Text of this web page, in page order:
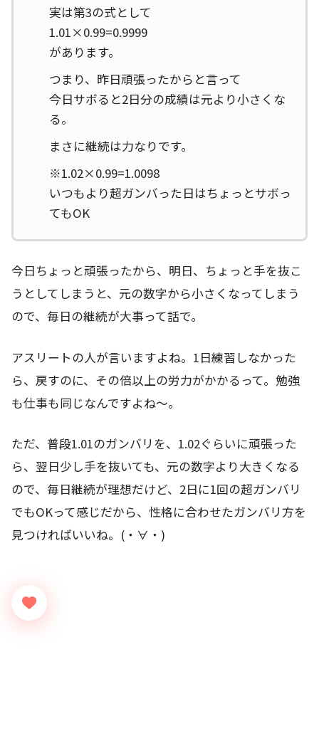
実は第3の式として
1.01×0.99=0.9999
があります。
つまり、昨日頑張ったからと言って
今日サボると2日分の成績は元より小さくな
る。
まさに継続は力なりです。
※1.02×0.99=1.0098
いつもより超ガンバった日はちょっとサボっ
てもOK
今日ちょっと頑張ったから、明日、ちょっと手を抜こ
うとしてしまうと、元の数字から小さくなってしまう
ので、毎日の継続が大事って話で。
アスリートの人が言いますよね。1日練習しなかった
ら、戻すのに、その倍以上の労力がかかるって。勉強
も仕事も同じなんですよね～。
ただ、普段1.01のガンバリを、1.02ぐらいに頑張った
ら、翌日少し手を抜いても、元の数字より大きくなる
ので、毎日継続が理想だけど、2日に1回の超ガンバリ
でもOKって感じだから、性格に合わせたガンバリ方を
見つければいいね。(・∀・)